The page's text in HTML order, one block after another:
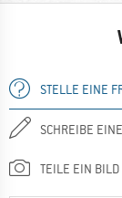
STELLE EINE
SCHREIBE
TEILE EIN BILD